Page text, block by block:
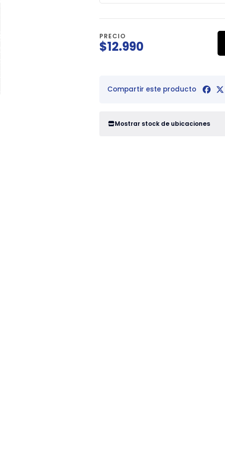
PRECIO
$12.990
Compartir este producto
Mostrar stock de ubicaciones